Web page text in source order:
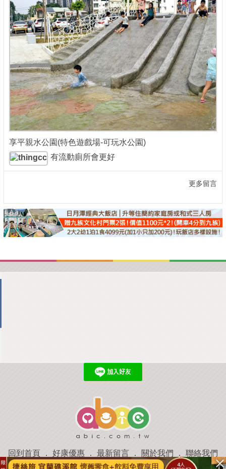
享平親水公園(特色遊戲場-可玩水公園)
有流動廁所會更好
更多留言
回到首頁 ． 好康優惠 ． 最新留言 ． 關於我們 ． 聯絡我們
部落格微件．商家合作．討論區．推薦景點． APP下載